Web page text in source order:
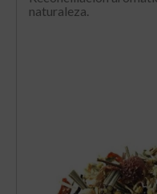
naturaleza.